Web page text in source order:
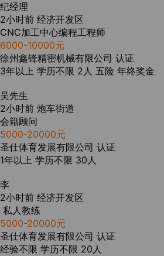
纪经理
2小时前 经济开发区
CNC加工中心编程工程师
6000-10000元
徐州鑫锋精密机械有限公司 认证
3年以上 学历不限 2人 五险 年终奖金
吴先生
2小时前 炮车街道
会籍顾问
5000-20000元
圣仕体育发展有限公司 认证
1年以上 学历不限 30人
李
2小时前 经济开发区
私人教练
5000-20000元
圣仕体育发展有限公司 认证
经验不限 学历不限 20人